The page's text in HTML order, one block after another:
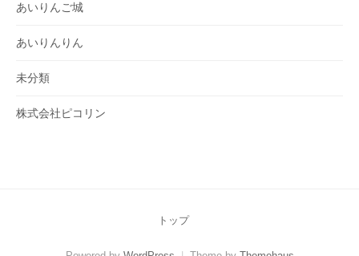
あいりんご城
あいりんりん
未分類
株式会社ピコリン
トップ